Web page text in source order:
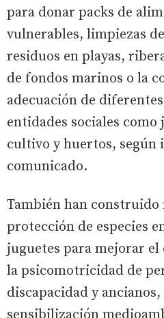
para donar packs de
vulnerables, limpiezas
residuos en playas,
de fondos marinos o la
adecuación de
entidades sociales como
cultivo y huertos, según
comunicado.
También han
protección de especies
juguetes para mejorar
la psicomotricidad de
discapacidad y